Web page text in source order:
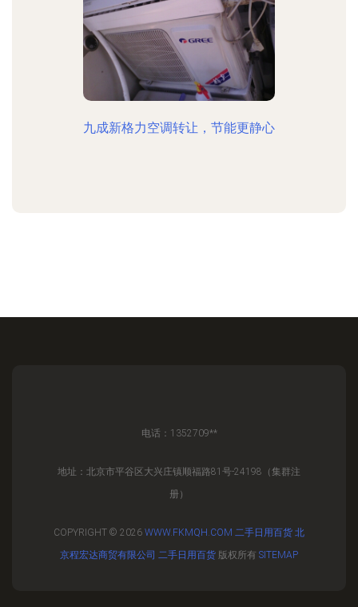
九成新格力空调转让，节能更静心
电话：1352709**
地址：北京市平谷区大兴庄镇顺福路81号-24198（集群注
册）
COPYRIGHT © 2026 WWW.FKMQH.COM 二手日用百货 北
京程宏达商贸有限公司 二手日用百货 版权所有 SITEMAP